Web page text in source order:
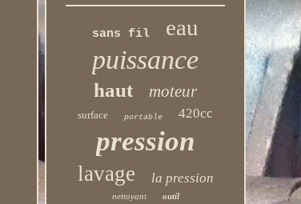
sans fil eau
puissance
haut moteur
surface portable 420cc
pression
lavage la pression
nettoyant outil